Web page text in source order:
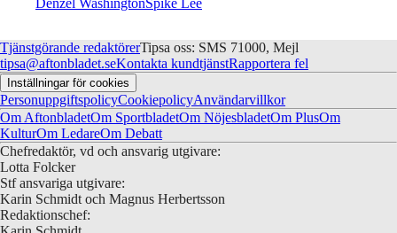
Tjänstgörande redaktörerTipsa oss: SMS 71000, Mejl
tipsa@aftonbladet.seKontakta kundtjänstRapportera fel
Inställningar för cookies
PersonuppgiftspolicyCookiepolicyAnvändarvillkor
Om AftonbladetOm SportbladetOm NöjesbladetOm PlusOm
KulturOm LedareOm Debatt
Chefredaktör, vd och ansvarig utgivare:
Lotta Folcker
Stf ansvariga utgivare:
Karin Schmidt och Magnus Herbertsson
Redaktionschef: